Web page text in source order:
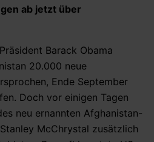
ab jetzt über
Barack Obama
20.000 neue
Ende September
Doch vor einigen Tagen
neu ernannten Afghanistan-
McChrystal zusätzlich